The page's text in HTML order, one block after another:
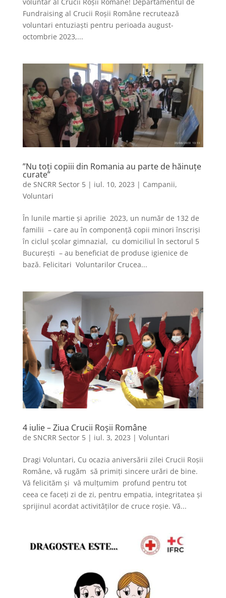
Fundraising al Crucii Roșii Române recrutează
voluntari entuziaști pentru perioada august-
octombrie 2023,...
”Nu toți copiii din Romania au parte de hăinuțe
curate”
de SNCRR Sector 5| iul. 10, 2023 | Campanii,
Voluntari
În lunile martie și aprilie 2023, un număr de 132 de
familii – care au în componență copii minori înscriși
în ciclul școlar gimnazial, cu domiciliul în sectorul 5
București – au beneficiat de produse igienice de
bază. Felicitari Voluntarilor Crucea...
4 iulie – Ziua Crucii Roşii Române
de SNCRR Sector 5| iul. 3, 2023 | Voluntari
Dragi Voluntari, Cu ocazia aniversării zilei Crucii Roșii
Române, vă rugăm să primiți sincere urări de bine.
Vă felicităm și vă mulțumim profund pentru tot
ceea ce faceți zi de zi, pentru empatia, integritatea și
sprijinul acordat activităților de cruce roșie. Vă...